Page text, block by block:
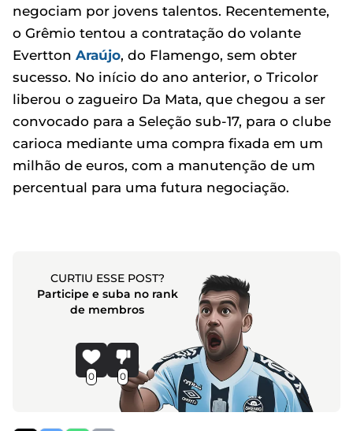
negociam por jovens talentos. Recentemente,
o Grêmio tentou a contratação do volante
Evertton Araújo, do Flamengo, sem obter
sucesso. No início do ano anterior, o Tricolor
liberou o zagueiro Da Mata, que chegou a ser
convocado para a Seleção sub-17, para o clube
carioca mediante uma compra fixada em um
milhão de euros, com a manutenção de um
percentual para uma futura negociação.
CURTIU ESSE POST?
Participe e suba no rank
de membros
0 0